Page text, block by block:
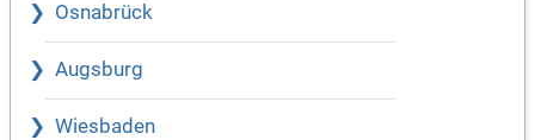
Osnabrück
Augsburg
Wiesbaden